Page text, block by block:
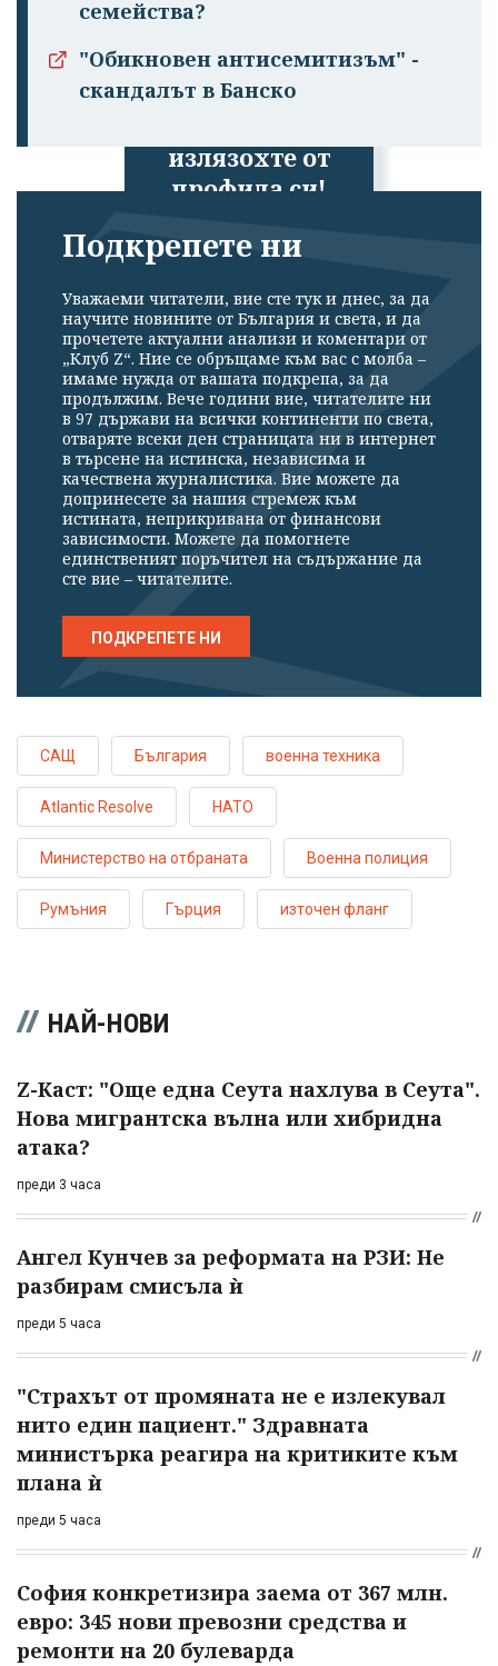
излязохте от
профила си!
семейства?
"Обикновен антисемитизъм" -
скандалът в Банско
Подкрепете ни
Уважаеми читатели, вие сте тук и днес, за да
научите новините от България и света, и да
прочетете актуални анализи и коментари от
„Клуб Z“. Ние се обръщаме към вас с молба –
имаме нужда от вашата подкрепа, за да
продължим. Вече години вие, читателите ни
в 97 държави на всички континенти по света,
отваряте всеки ден страницата ни в интернет
в търсене на истинска, независима и
качествена журналистика. Вие можете да
допринесете за нашия стремеж към
истината, неприкривана от финансови
зависимости. Можете да помогнете
единственият поръчител на съдържание да
сте вие – читателите.
ПОДКРЕПЕТЕ НИ
САЩ България военна техника
Atlantic Resolve НАТО
Министерство на отбраната Военна полиция
Румъния Гърция източен фланг
НАЙ-НОВИ
Z-Каст: "Още една Сеута нахлува в Сеута".
Нова мигрантска вълна или хибридна
атака?
преди 3 часа
Ангел Кунчев за реформата на РЗИ: Не
разбирам смисъла ѝ
преди 5 часа
"Страхът от промяната не е излекувал
нито един пациент." Здравната
министърка реагира на критиките към
плана ѝ
преди 5 часа
София конкретизира заема от 367 млн.
евро: 345 нови превозни средства и
ремонти на 20 булеварда